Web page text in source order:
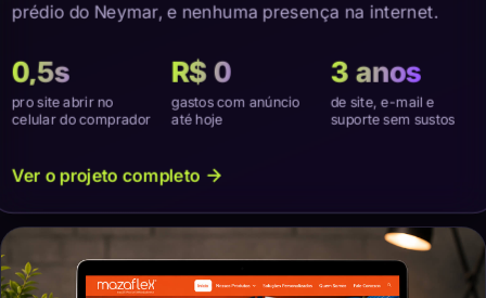
prédio do Neymar, e nenhuma presença na internet.
0,5s
pro site abrir no
celular do comprador
R$ 0
gastos com anúncio
até hoje
3 anos
de site, e-mail e
suporte sem sustos
Ver o projeto completo